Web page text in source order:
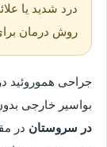
درد شدید یا
روش درمان
جراحی هموروئید
بواسیر خارجی
در سروستان در